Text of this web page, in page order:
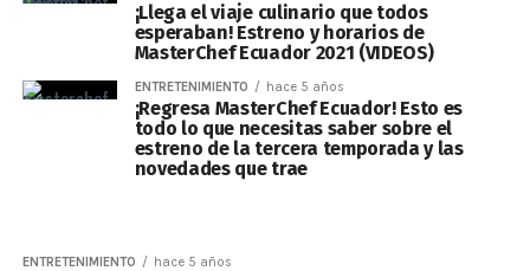
¡Llega el viaje culinario que todos
esperaban! Estreno y horarios de
MasterChef Ecuador 2021 (VIDEOS)
ENTRETENIMIENTO hace 5 años
¡Regresa MasterChef Ecuador! Esto es
todo lo que necesitas saber sobre el
estreno de la tercera temporada y las
novedades que trae
ENTRETENIMIENTO hace 5 años